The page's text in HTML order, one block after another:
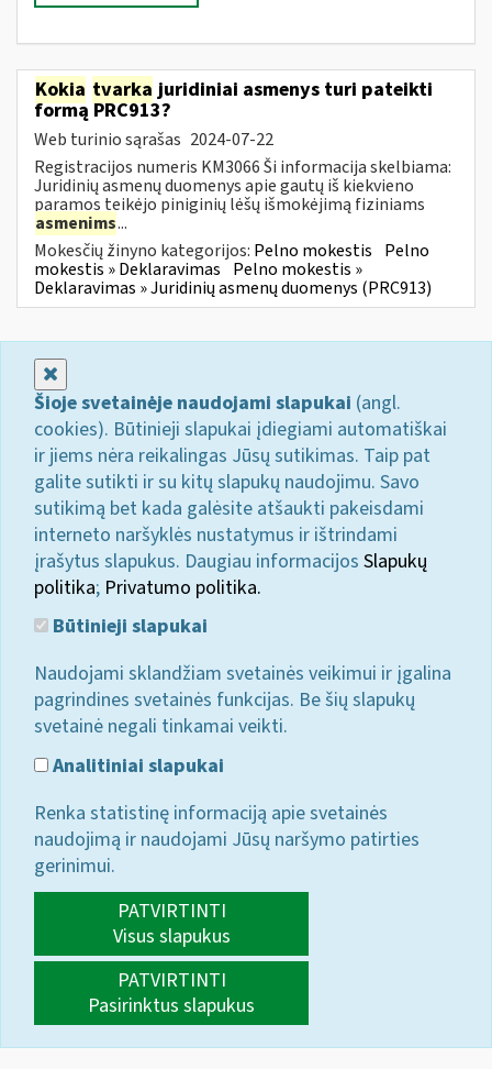
Kokia tvarka juridiniai asmenys turi pateikti
formą PRC913?
Web turinio sąrašas 2024-07-22
Registracijos numeris KM3066 Ši informacija skelbiama:
Juridinių asmenų duomenys apie gautų iš kiekvieno
paramos teikėjo piniginių lėšų išmokėjimą fiziniams
asmenims...
Mokesčių žinyno kategorijos: Pelno mokestis Pelno
mokestis » Deklaravimas Pelno mokestis »
Deklaravimas » Juridinių asmenų duomenys (PRC913)
Šioje svetainėje naudojami slapukai (angl.
cookies). Būtinieji slapukai įdiegiami automatiškai
ir jiems nėra reikalingas Jūsų sutikimas. Taip pat
galite sutikti ir su kitų slapukų naudojimu. Savo
sutikimą bet kada galėsite atšaukti pakeisdami
interneto naršyklės nustatymus ir ištrindami
įrašytus slapukus. Daugiau informacijos Slapukų
politika; Privatumo politika.
Būtinieji slapukai
Naudojami sklandžiam svetainės veikimui ir įgalina
pagrindines svetainės funkcijas. Be šių slapukų
svetainė negali tinkamai veikti.
Analitiniai slapukai
Renka statistinę informaciją apie svetainės
naudojimą ir naudojami Jūsų naršymo patirties
gerinimui.
PATVIRTINTI
Visus slapukus
PATVIRTINTI
Pasirinktus slapukus